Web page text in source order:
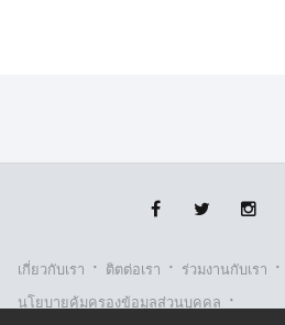
เกี่ยวกับเรา · ติตต่อเรา · ร่วมงานกับเรา ·
นโยบายคุ้มครองข้อมูลส่วนบุคคล ·